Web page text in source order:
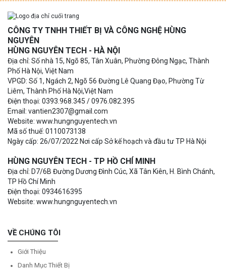
CÔNG TY TNHH THIẾT BỊ VÀ CÔNG NGHỆ HÙNG
NGUYÊN
HÙNG NGUYÊN TECH - HÀ NỘI
Địa chỉ: Số nhà 15, Ngõ 85, Tân Xuân, Phường Đông Ngạc, Thành
Phố Hà Nội, Việt Nam
VPGD: Số 1, Ngách 2, Ngõ 56 Đường Lê Quang Đạo, Phường Từ
Liêm, Thành Phố Hà Nội,Việt Nam
Điện thoại: 0393.968.345 / 0976.082.395
Email: vantien2307@gmail.com
Website: www.hungnguyentech.vn
Mã số thuế: 0110073138
Ngày cấp: 26/07/2022 Nơi cấp Sở kế hoạch và đầu tư TP Hà Nội
HÙNG NGUYÊN TECH - TP HỒ CHÍ MINH
Địa chỉ: D7/6B Đường Dương Đình Cúc, Xã Tân Kiên, H. Bình Chánh,
TP Hồ Chí Minh
Điện thoại: 0934616395
Website: www.hungnguyentech.vn
VỀ CHÚNG TÔI
Giới Thiệu
Danh Mục Thiết Bị